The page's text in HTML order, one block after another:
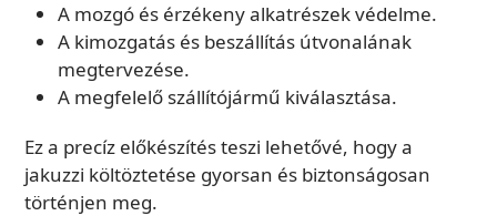
A mozgó és érzékeny alkatrészek védelme.
A kimozgatás és beszállítás útvonalának
megtervezése.
A megfelelő szállítójármű kiválasztása.
Ez a precíz előkészítés teszi lehetővé, hogy a
jakuzzi költöztetése gyorsan és biztonságosan
történjen meg.